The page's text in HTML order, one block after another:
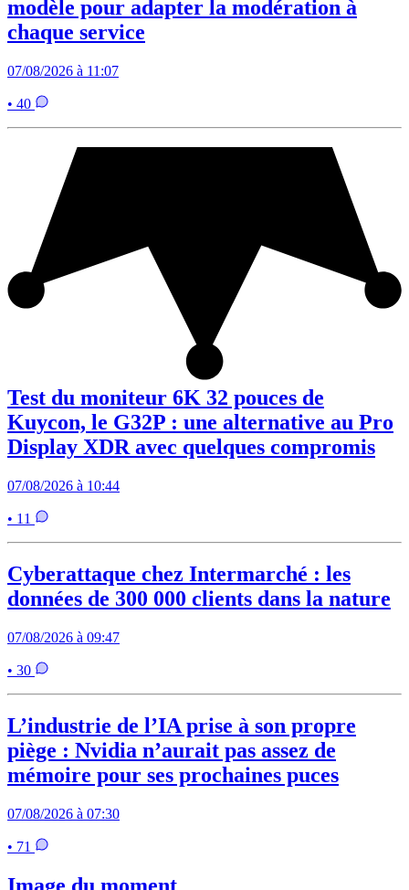
modèle pour adapter la modération à
chaque service
07/08/2026 à 11:07
• 40
Test du moniteur 6K 32 pouces de
Kuycon, le G32P : une alternative au Pro
Display XDR avec quelques compromis
07/08/2026 à 10:44
• 11
Cyberattaque chez Intermarché : les
données de 300 000 clients dans la nature
07/08/2026 à 09:47
• 30
L’industrie de l’IA prise à son propre
piège : Nvidia n’aurait pas assez de
mémoire pour ses prochaines puces
07/08/2026 à 07:30
• 71